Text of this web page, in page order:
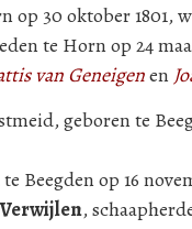
op 30 oktober 1801,
te Horn op 24
van Geneigenen
geboren te
Beegden op 16
,